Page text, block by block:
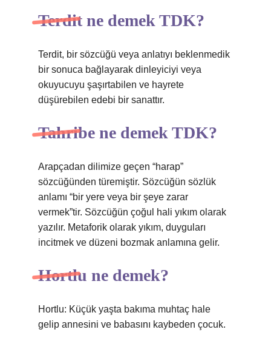
Terdit ne demek TDK?
Terdit, bir sözcüğü veya anlatıyı beklenmedik
bir sonuca bağlayarak dinleyiciyi veya
okuyucuyu şaşırtabilen ve hayrete
düşürebilen edebi bir sanattır.
Tahribe ne demek TDK?
Arapçadan dilimize geçen “harap”
sözcüğünden türemiştir. Sözcüğün sözlük
anlamı “bir yere veya bir şeye zarar
vermek”tir. Sözcüğün çoğul hali yıkım olarak
yazılır. Metaforik olarak yıkım, duyguları
incitmek ve düzeni bozmak anlamına gelir.
Hortlu ne demek?
Hortlu: Küçük yaşta bakıma muhtaç hale
gelip annesini ve babasını kaybeden çocuk.